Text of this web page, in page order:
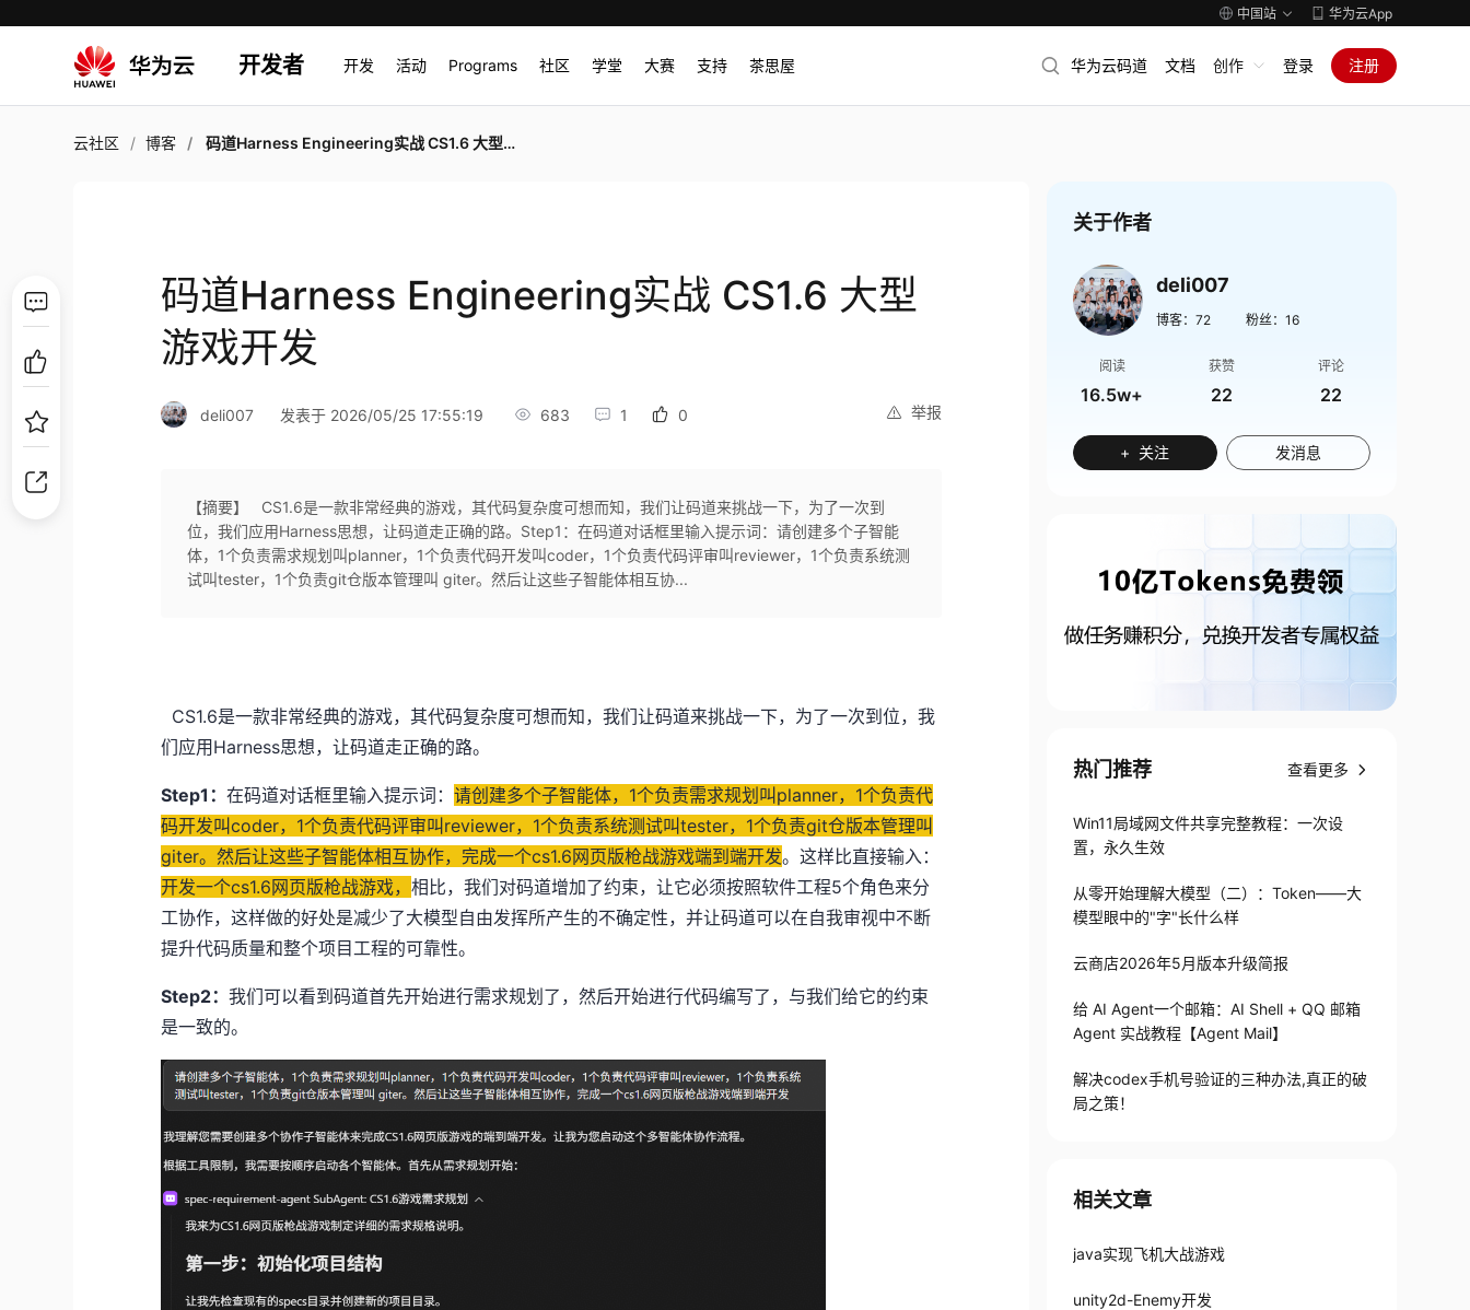
中国站 华为云App
开发者 开发 活动 Programs 社区 学堂 大赛 支持 茶思屋 华为云码道 文档 创作 登录 注册
云社区 博客 码道Harness Engineering实战 CS1.6 大型游戏开发
码道Harness Engineering实战 CS1.6 大型
游戏开发
举报
deli007 发表于 2026/05/25 17:55:19 683 1 0
【摘要】 CS1.6是一款非常经典的游戏，其代码复杂度可想而知，我们让码道来挑战一下，为了一次到
位，我们应用Harness思想，让码道走正确的路。Step1：在码道对话框里输入提示词：请创建多个子智能
体，1个负责需求规划叫planner，1个负责代码开发叫coder，1个负责代码评审叫reviewer，1个负责系统测
试叫tester，1个负责git仓版本管理叫 giter。然后让这些子智能体相互协...
CS1.6是一款非常经典的游戏，其代码复杂度可想而知，我们让码道来挑战一下，为了一次到位，我
们应用Harness思想，让码道走正确的路。
Step1：在码道对话框里输入提示词：请创建多个子智能体，1个负责需求规划叫planner，1个负责代
码开发叫coder，1个负责代码评审叫reviewer，1个负责系统测试叫tester，1个负责git仓版本管理叫
giter。然后让这些子智能体相互协作，完成一个cs1.6网页版枪战游戏端到端开发。这样比直接输入：
开发一个cs1.6网页版枪战游戏，相比，我们对码道增加了约束，让它必须按照软件工程5个角色来分
工协作，这样做的好处是减少了大模型自由发挥所产生的不确定性，并让码道可以在自我审视中不断
提升代码质量和整个项目工程的可靠性。
Step2：我们可以看到码道首先开始进行需求规划了，然后开始进行代码编写了，与我们给它的约束
是一致的。
关于作者
deli007
博客： 72 粉丝： 16
阅读
16.5w+
获赞
22
评论
22
+ 关注 发消息
热门推荐 查看更多
Win11局域网文件共享完整教程：一次设
置，永久生效
从零开始理解大模型（二）：Token——大
模型眼中的"字"长什么样
云商店2026年5月版本升级简报
给 AI Agent一个邮箱：AI Shell + QQ 邮箱
Agent 实战教程【Agent Mail】
解决codex手机号验证的三种办法,真正的破
局之策！
相关文章
java实现飞机大战游戏
unity2d-Enemy开发